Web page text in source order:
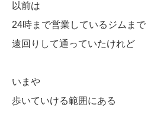
以前は
24時まで営業しているジムまで
遠回りして通っていたけれど
いまや
歩いていける範囲にある